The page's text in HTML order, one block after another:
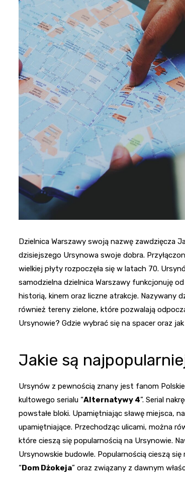
Dzielnica Warszawy swoją nazwę zawdzięcza
dzisiejszego Ursynowa swoje dobra.
wielkiej płyty rozpoczęła się w latach 70.
samodzielna dzielnica Warszawy funkcjonuję
historią, kinem oraz liczne atrakcje. Nazywany
również tereny zielone, które pozwalają
Ursynowie? Gdzie wybrać się na spacer oraz
Jakie są
Ursynów z pewnością znany jest fanom
kultowego serialu “Alternatywy 4”. Serial
powstałe bloki. Upamiętniając sławę miejsca,
upamiętniające. Przechodząc ulicami, można
które cieszą się popularnością na Ursynowie.
Ursynowskie budowle. Popularnością cieszą
“Dom Dżokeja” oraz związany z dawnym